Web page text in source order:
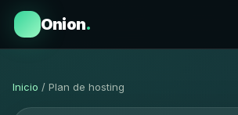
Onion.
Inicio / Plan de hosting